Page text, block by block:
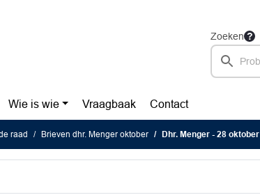
Zoeken
Wie is wie Vraagbaak Contact
raad Brieven dhr. Menger oktober Dhr. Menger - 28 oktober